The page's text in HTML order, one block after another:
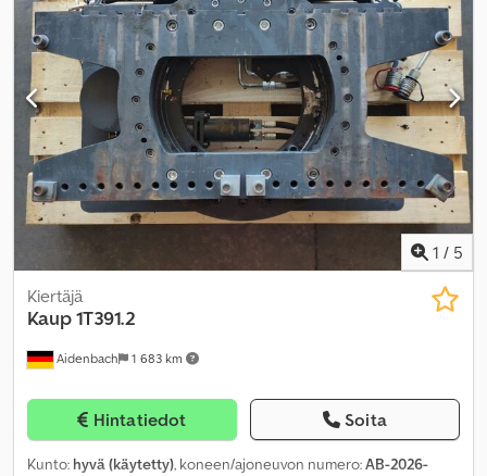
1 / 5
Aidenbach 1 683 km
Kiertäjä
Kaup1T391.2
Hintatiedot Soita
Kunto: hyvä (käytetty), koneen/ajoneuvon numero:AB-2026-